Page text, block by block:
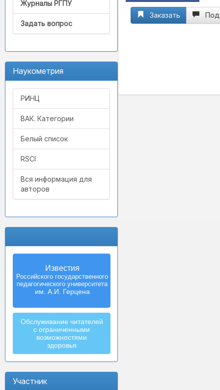
Журналы РГПУ
Задать вопрос
Наукометрия
РИНЦ
ВАК. Категории
Белый список
RSCI
Вся информация для
авторов
Известия
Российского государственного
педагогического университета
им. А.И. Герцена
Обслуживание читателей
с ограниченными
возможностями
здоровья
Участник
Заказать